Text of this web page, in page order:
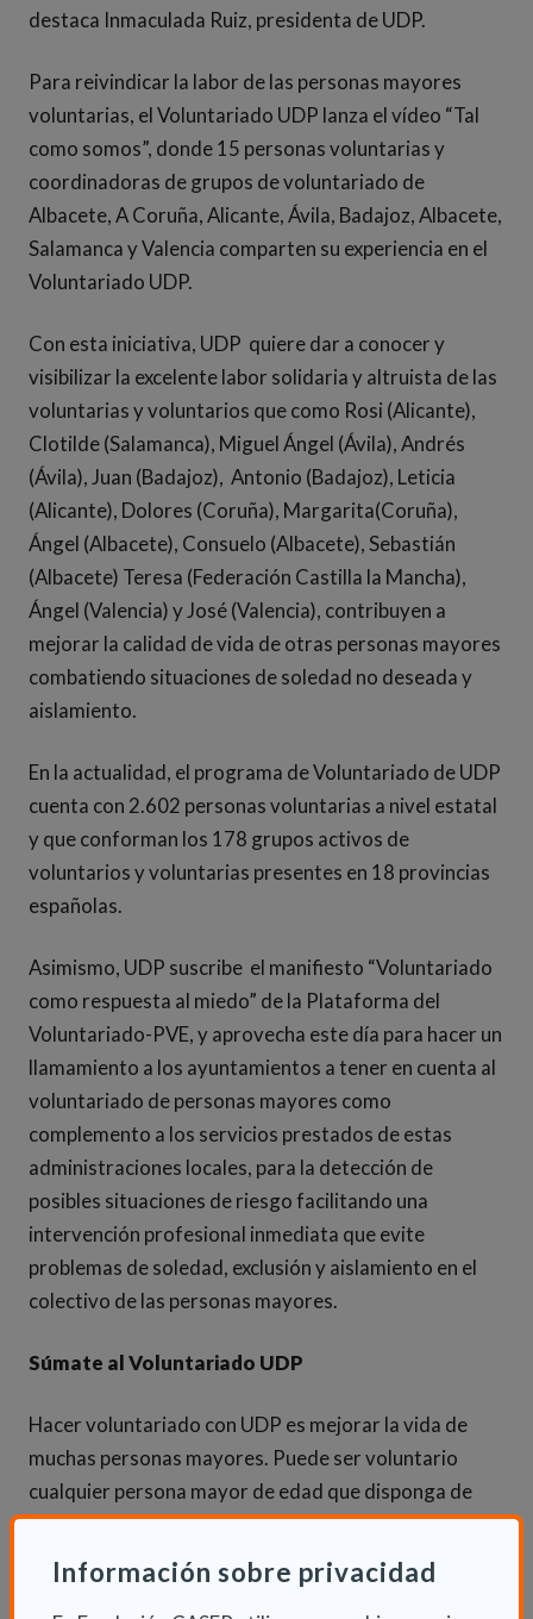
Información sobre privacidad
destaca Inmaculada Ruiz, presidenta de UDP.
Para reivindicar la labor de las personas mayores
voluntarias, el Voluntariado UDP lanza el vídeo “Tal
como somos”, donde 15 personas voluntarias y
coordinadoras de grupos de voluntariado de
Albacete, A Coruña, Alicante, Ávila, Badajoz, Albacete,
Salamanca y Valencia comparten su experiencia en el
Voluntariado UDP.
Con esta iniciativa, UDP quiere dar a conocer y
visibilizar la excelente labor solidaria y altruista de las
voluntarias y voluntarios que como Rosi (Alicante),
Clotilde (Salamanca), Miguel Ángel (Ávila), Andrés
(Ávila), Juan (Badajoz), Antonio (Badajoz), Leticia
(Alicante), Dolores (Coruña), Margarita(Coruña),
Ángel (Albacete), Consuelo (Albacete), Sebastián
(Albacete) Teresa (Federación Castilla la Mancha),
Ángel (Valencia) y José (Valencia), contribuyen a
mejorar la calidad de vida de otras personas mayores
combatiendo situaciones de soledad no deseada y
aislamiento.
En la actualidad, el programa de Voluntariado de UDP
cuenta con 2.602 personas voluntarias a nivel estatal
y que conforman los 178 grupos activos de
voluntarios y voluntarias presentes en 18 provincias
españolas.
Asimismo, UDP suscribe el manifiesto “Voluntariado
como respuesta al miedo” de la Plataforma del
Voluntariado-PVE, y aprovecha este día para hacer un
llamamiento a los ayuntamientos a tener en cuenta al
voluntariado de personas mayores como
complemento a los servicios prestados de estas
administraciones locales, para la detección de
posibles situaciones de riesgo facilitando una
intervención profesional inmediata que evite
problemas de soledad, exclusión y aislamiento en el
colectivo de las personas mayores.
Súmate al Voluntariado UDP
Hacer voluntariado con UDP es mejorar la vida de
muchas personas mayores. Puede ser voluntario
cualquier persona mayor de edad que disponga de
unas pocas horas libres a la semana. Si te gusta
ayudar a las demás personas puedes contactar con
los Grupos de Voluntariado de UDP de tu localidad o